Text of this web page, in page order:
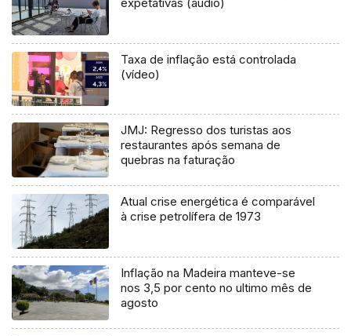
Taxa de inflação está controlada
(vídeo)
JMJ: Regresso dos turistas aos
restaurantes após semana de
quebras na faturação
Atual crise energética é comparável
à crise petrolífera de 1973
Inflação na Madeira manteve-se
nos 3,5 por cento no ultimo mês de
agosto